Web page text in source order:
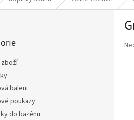
zboží
balení
poukazy
do bazénu